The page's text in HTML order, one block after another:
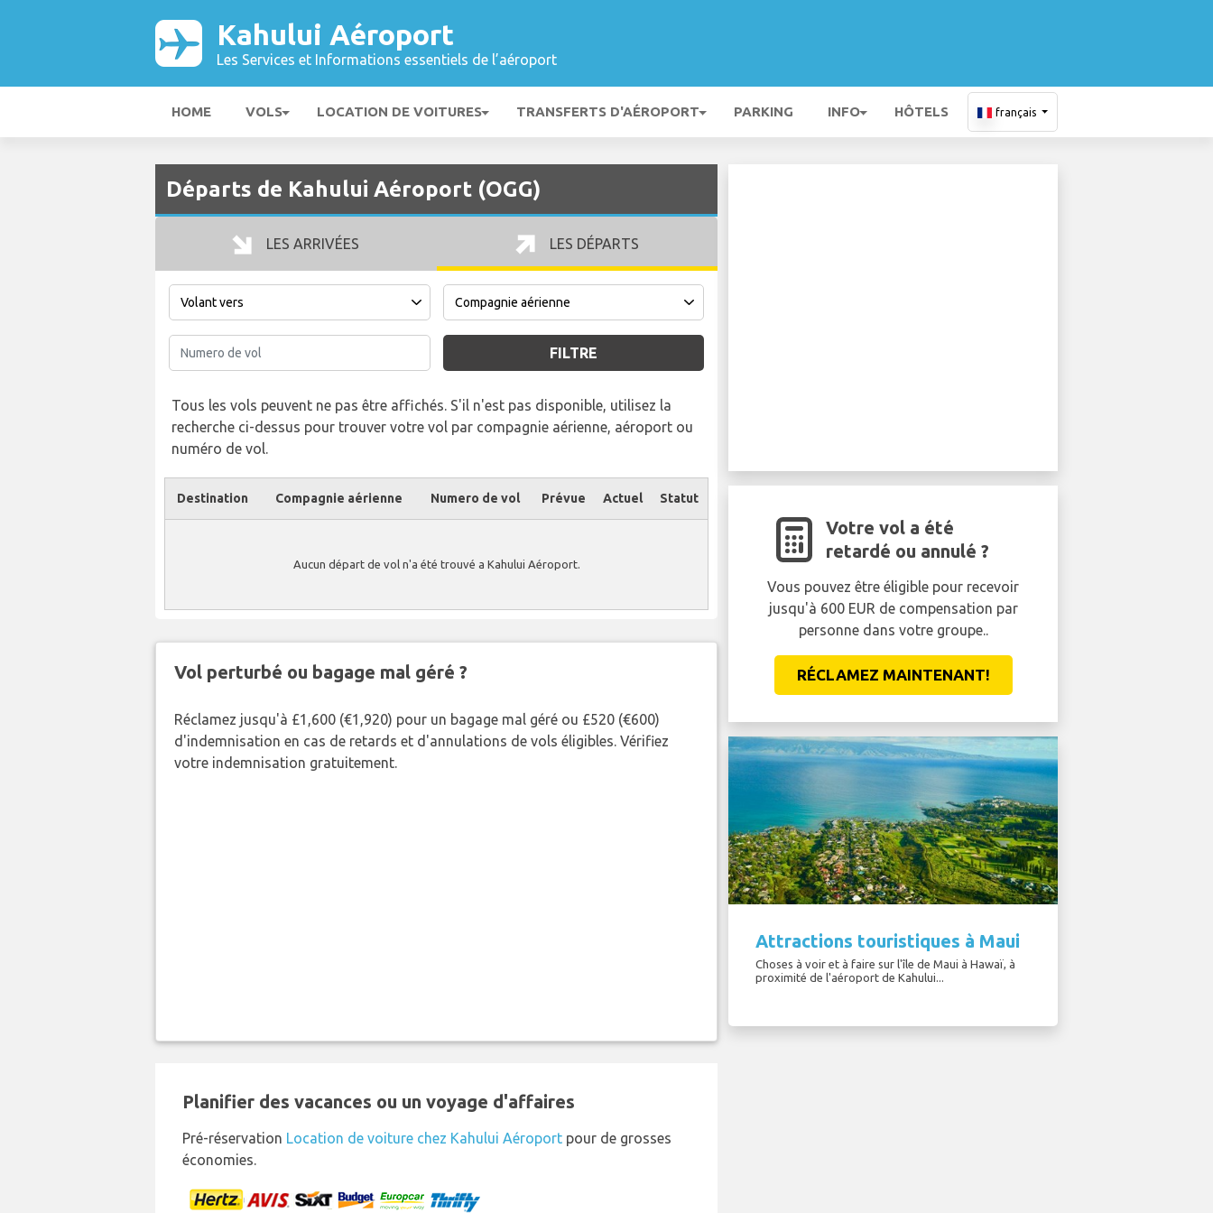
Kahului Aéroport
Les Services et Informations essentiels de l’aéroport
HOME VOLS LOCATION DE VOITURES TRANSFERTS D'AÉROPORT PARKING INFO HÔTELS français
Départs de Kahului Aéroport (OGG)
LES ARRIVÉES LES DÉPARTS
FILTRE
Tous les vols peuvent ne pas être affichés. S'il n'est pas disponible, utilisez la
recherche ci-dessus pour trouver votre vol par compagnie aérienne, aéroport ou
numéro de vol.
Destination Compagnie aérienne Numero de vol Prévue Actuel Statut
Aucun départ de vol n'a été trouvé a Kahului Aéroport.
Vol perturbé ou bagage mal géré ?
Réclamez jusqu'à £1,600 (€1,920) pour un bagage mal géré ou £520 (€600)
d'indemnisation en cas de retards et d'annulations de vols éligibles. Vérifiez
votre indemnisation gratuitement.
Planifier des vacances ou un voyage d'affaires
Pré-réservation Location de voiture chez Kahului Aéroport pour de grosses
économies.
Votre vol a été
retardé ou annulé ?
Vous pouvez être éligible pour recevoir
jusqu'à 600 EUR de compensation par
personne dans votre groupe..
RÉCLAMEZ MAINTENANT!
Attractions touristiques à Maui
Choses à voir et à faire sur l'île de Maui à Hawaï, à
proximité de l'aéroport de Kahului...